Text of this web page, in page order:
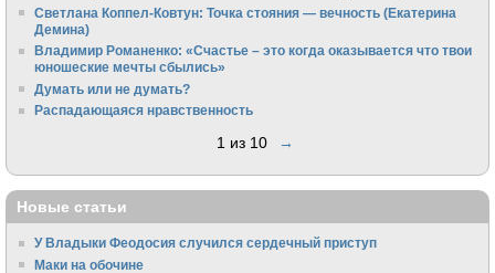
Светлана Коппел-Ковтун: Точка стояния — вечность (Екатерина
Демина)
Владимир Романенко: «Счастье – это когда оказывается что твои
юношеские мечты сбылись»
Думать или не думать?
Распадающаяся нравственность
1 из 10 →
Новые статьи
У Владыки Феодосия случился сердечный приступ
Маки на обочине